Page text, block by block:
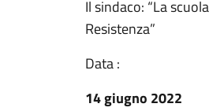
Il sindaco: “La
Resistenza”
Data :
14 giugno 2022